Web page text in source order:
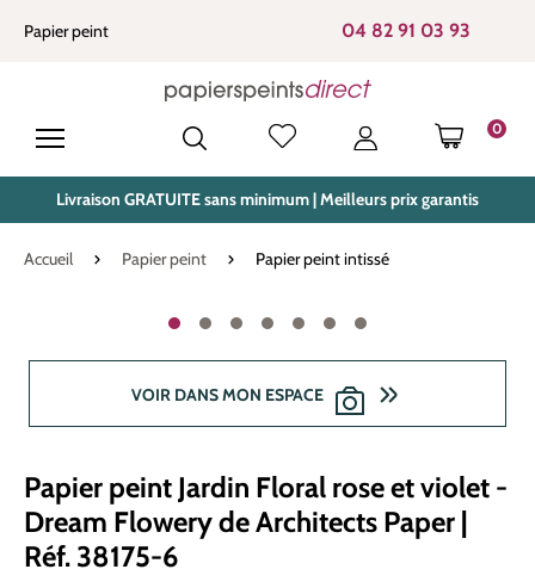
principal
Papier peint 04 82 91 03 93
0
LE
Livraison GRATUITE sans minimum | Meilleurs prix garantis
Accueil Papier peint Papier peint intissé
VOIR DANS MON ESPACE
Papier peint Jardin Floral rose et violet -
Dream Flowery de Architects Paper |
Réf. 38175-6